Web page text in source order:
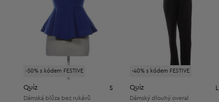
-50% s kódem FESTIVE
Quiz S
Dámská blůza bez rukávů
-40% s kódem FESTIVE
Quiz
Dámský dlouhý overal